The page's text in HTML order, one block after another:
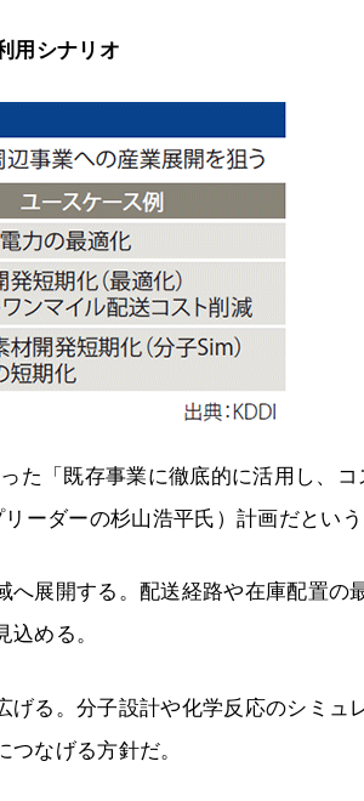
用シナリオ
た「既存事業に徹底的に活用し、コ
ーダーの杉山浩平氏）計画だという
展開する。配送経路や在庫配置の
める。
る。分子設計や化学反応のシミュ
なげる方針だ。